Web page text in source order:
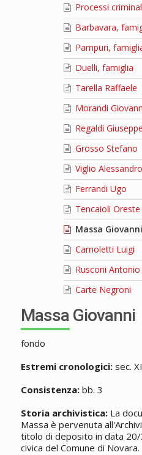
Processi
Barbavara,
Pampuri,
Duelli, famiglia
Tarella Raffaele
Morandi
Regaldi Giuseppe
Grosso Stefano
Viglio Alessandro
Ferrandi Ugo
Tencaioli
Massa Giovanni
Camoletti Luigi
Rusconi Antonio
Carte Negroni
Massa Giovanni
fondo
Estremi cronologici:sec.
Consistenza:bb. 3
Storia archivistica:La
Massa è pervenuta
titolo di deposito in data
civica del Comune di Novara.